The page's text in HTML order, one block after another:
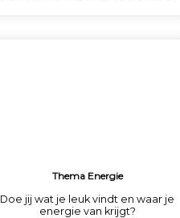
Thema Energie
Doe jij wat je leuk vindt en waar je
energie van krijgt?